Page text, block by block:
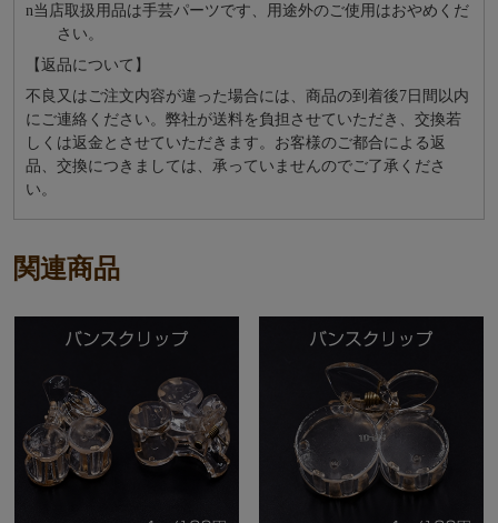
n当店取扱用品は⼿芸パーツです、⽤途外のご使⽤はおやめくだ
さい。
【返品について】
不良又はご注文内容が違った場合には、商品の到着後7日間以内
にご連絡ください。弊社が送料を負担させていただき、交換若
しくは返金とさせていただきます。お客様のご都合による返
品、交換につきましては、承っていませんのでご了承くださ
い。
関連商品